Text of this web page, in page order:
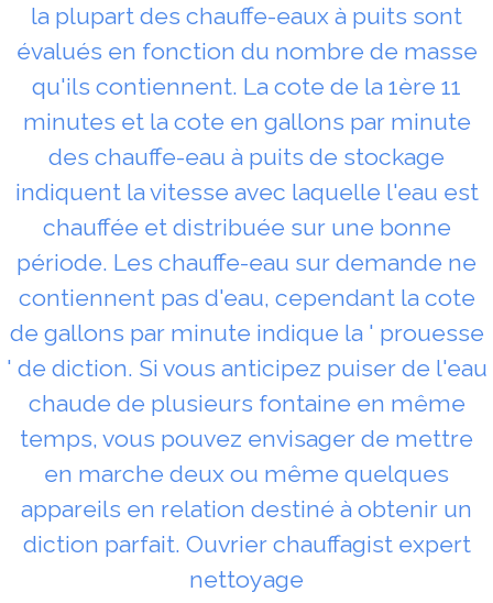
la plupart des chauffe-eaux à puits sont
évalués en fonction du nombre de masse
qu'ils contiennent. La cote de la 1ère 11
minutes et la cote en gallons par minute
des chauffe-eau à puits de stockage
indiquent la vitesse avec laquelle l'eau est
chauffée et distribuée sur une bonne
période. Les chauffe-eau sur demande ne
contiennent pas d'eau, cependant la cote
de gallons par minute indique la ' prouesse
' de diction. Si vous anticipez puiser de l'eau
chaude de plusieurs fontaine en même
temps, vous pouvez envisager de mettre
en marche deux ou même quelques
appareils en relation destiné à obtenir un
diction parfait. Ouvrier chauffagist expert
nettoyage